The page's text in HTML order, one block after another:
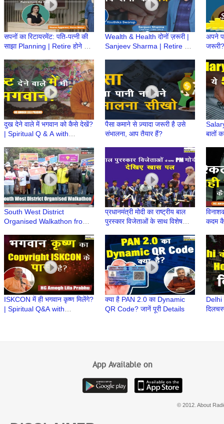
सपनों का रिटायरमेंट: पति-पत्नी की
साझा Planning | Retire होने के
baad
Wealth & Health दोनों ज़रूरी |
Sanjeev Sharma | Retire होने
ke baad
अपने
Fund
दुख देने वाले में भगवान को कैसे देखें?
| Spiritual Q & A with
Prabhu
पैसा कमाने से ज़्यादा जरूरी है उसे
संभालना, आप तैयार हैं?
बातों
South West District
Organised Walkathon from
Promote Electoral
Participation
प्रधानमंत्री मोदी का राष्ट्रीय बाल
पुरस्कार विजेताओं के साथ विशेष
Puraskar 2024
कदम
ISKCON में ही भगवान कृष्ण मिलेंगे?
| Spiritual Q&A with
क्या है PAN 2.0 का Dynamic
QR Code? जानें पूरी Details
Delhi
App Available on
© 2012. About